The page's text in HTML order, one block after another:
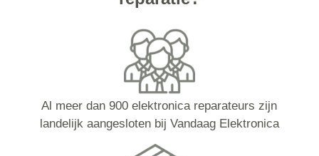
Al meer dan 900 elektronica reparateurs zijn
landelijk aangesloten bij Vandaag Elektronica